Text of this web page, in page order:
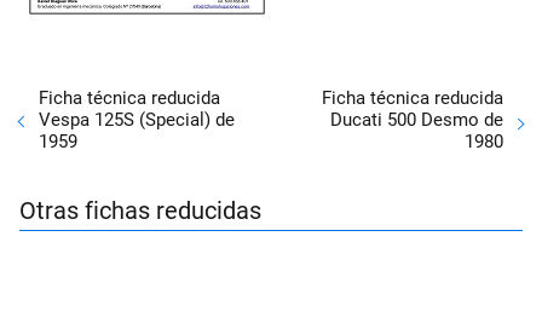
Ficha técnica reducida
Vespa 125S (Special) de
1959
Ficha técnica reducida
Ducati 500 Desmo de
1980
Otras fichas reducidas